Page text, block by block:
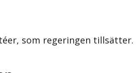
som regeringen tillsätter.